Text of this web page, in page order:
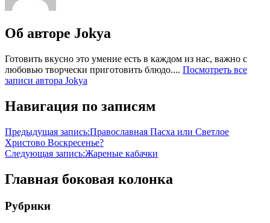
Об авторе Jokya
Готовить вкусно это умение есть в каждом из нас, важно с
любовью творчески приготовить блюдо.... Посмотреть все
записи автора Jokya
Навигация по записям
Предыдущая запись:Православная Пасха или Светлое
Христово Воскресенье?
Следующая запись:Жареные кабачки
Главная боковая колонка
Рубрики